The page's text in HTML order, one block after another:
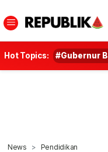
Hot Topics: #Gubernur
News Pendidikan